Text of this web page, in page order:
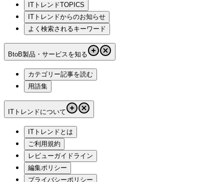
ITトレンドTOPICS
ITトレンドからのお知らせ
よく検索されるキーワード
BtoB製品・サービスを知る
カテゴリー記事を読む
用語集
ITトレンドについて
ITトレンドとは
ご利用規約
レビューガイドライン
編集ポリシー
プライバシーポリシー